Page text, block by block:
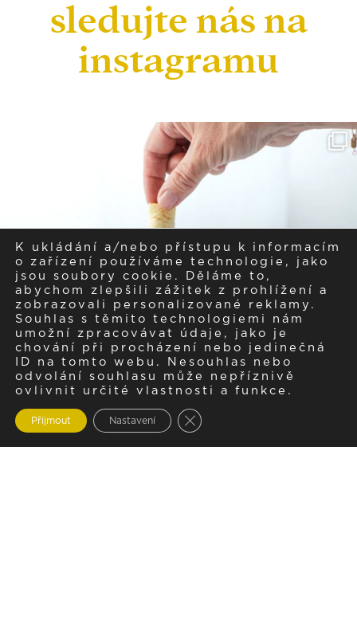
sledujte nás na
instagramu
K ukládání a/nebo přístupu k informacím
o zařízení používáme technologie, jako
jsou soubory cookie. Děláme to,
abychom zlepšili zážitek z prohlížení a
zobrazovali personalizované reklamy.
Souhlas s těmito technologiemi nám
umožní zpracovávat údaje, jako je
chování při procházení nebo jedinečná
ID na tomto webu. Nesouhlas nebo
odvolání souhlasu může nepříznivě
ovlivnit určité vlastnosti a funkce.
Přijmout Nastavení Zavřít cookie lištu GDPR